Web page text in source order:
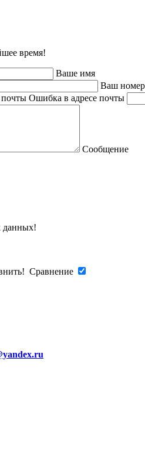
время!
Ваше имя
Ваш номер
почты Ошибка в адресе почты
Сообщение
данных!
Cравнение